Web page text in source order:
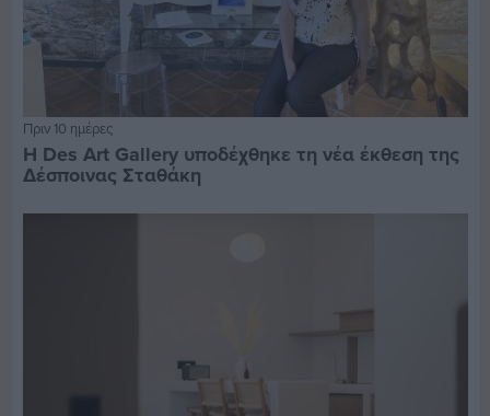
Πριν 10 ημέρες
Η Des Art Gallery υποδέχθηκε τη νέα έκθεση της
Δέσποινας Σταθάκη